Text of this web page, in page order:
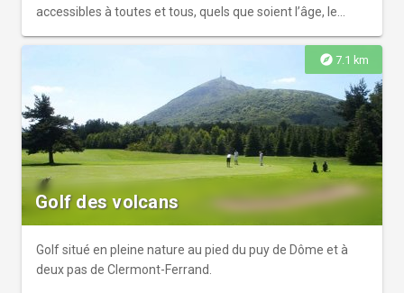
accessibles à toutes et tous, quels que soient l’âge, le
explore 7.1 km
Golf des volcans
Golf situé en pleine nature au pied du puy de Dôme et à
deux pas de Clermont-Ferrand.